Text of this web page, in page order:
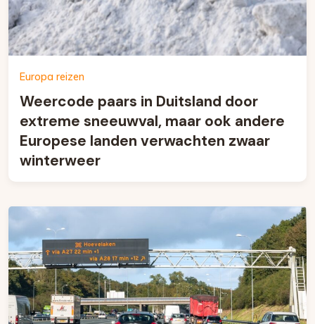
Europa reizen
Weercode paars in Duitsland door
extreme sneeuwval, maar ook andere
Europese landen verwachten zwaar
winterweer